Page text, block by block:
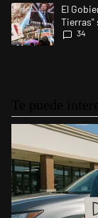
Un artículo de
El
Tierras"
34